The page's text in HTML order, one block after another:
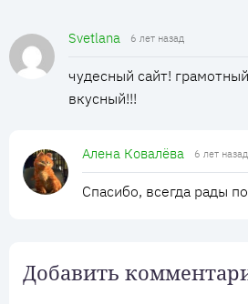
Svetlana 6 лет назад
чудесный сайт!
вкусный!!!
Алена Ковалёва 6 лет назад
Спасибо, всегда рады
Добавить